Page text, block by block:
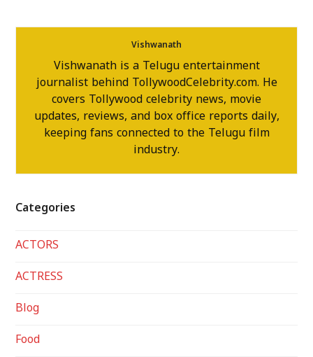
Vishwanath
Vishwanath is a Telugu entertainment
journalist behind TollywoodCelebrity.com. He
covers Tollywood celebrity news, movie
updates, reviews, and box office reports daily,
keeping fans connected to the Telugu film
industry.
Categories
ACTORS
ACTRESS
Blog
Food